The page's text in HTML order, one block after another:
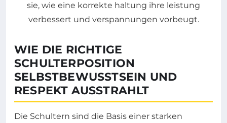
WIE DIE RICHTIGE
SCHULTERPOSITION
SELBSTBEWUSSTSEIN UND
RESPEKT AUSSTRAHLT
Die Schultern sind die Basis einer starken